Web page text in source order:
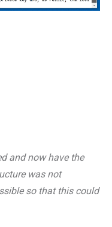
and now have the
was not
so that this could